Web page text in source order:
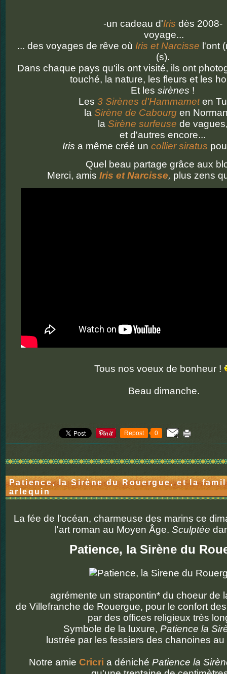
-un cadeau d'Iris dès 2008-
voyage...
... des voyages de rêve où Iris et Narcisse l'ont
(s).
Dans chaque pays qu'ils ont visité, ils ont
touché, la nature, les fleurs et les
Et les sirènes !
Les 3 Sirènes d'Hammameten
la Sirène de Cabourg en
la Sirène surfeuse de
et d'autres encore...
Iris a même créé un collier siratus
Quel beau partage grâce aux
Merci, amis Iris et Narcisse, plus zens
Tous nos voeux de bonheur !
Beau dimanche.
Repost 0
Patience, la Sirène du Rouergue, et la
arlequin
La fée de l'océan, charmeuse des marins ce
l'art roman au Moyen Âge. Sculptée
Patience, la Sirène du
agrémente un strapontin* du choeur de
de Villefranche de Rouergue, pour le confort
par des offices religieux très
Symbole de la luxure, Patience la
lustrée par les fessiers des chanoines
Notre amie Cricri a déniché Patience la